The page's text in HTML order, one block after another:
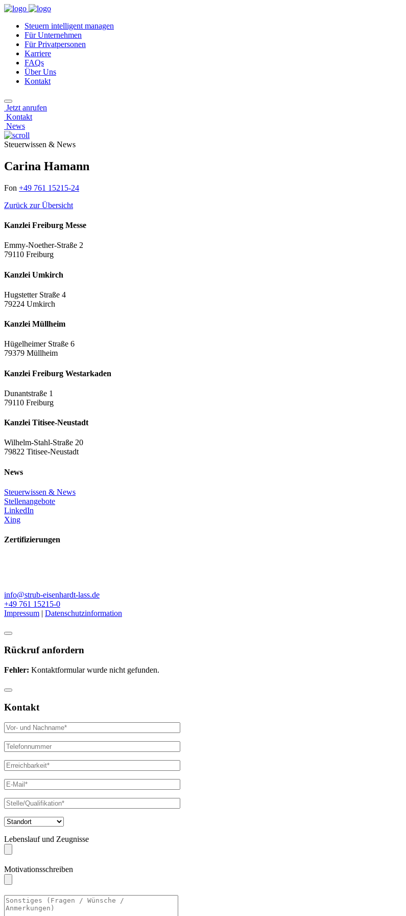
Steuern intelligent managen
Für Unternehmen
Für Privatpersonen
Karriere
FAQs
Über Uns
Kontakt
Jetzt anrufen
Kontakt
News
Steuerwissen & News
Carina Hamann
Fon +49 761 15215-24
Zurück zur Übersicht
Kanzlei Freiburg Messe
Emmy-Noether-Straße 2
79110 Freiburg
Kanzlei Umkirch
Hugstetter Straße 4
79224 Umkirch
Kanzlei Müllheim
Hügelheimer Straße 6
79379 Müllheim
Kanzlei Freiburg Westarkaden
Dunantstraße 1
79110 Freiburg
Kanzlei Titisee-Neustadt
Wilhelm-Stahl-Straße 20
79822 Titisee-Neustadt
News
Steuerwissen & News
Stellenangebote
LinkedIn
Xing
Zertifizierungen
info@strub-eisenhardt-lass.de
+49 761 15215-0
Impressum | Datenschutzinformation
Rückruf anfordern
Fehler: Kontaktformular wurde nicht gefunden.
Kontakt
Lebenslauf und Zeugnisse
Motivationsschreiben